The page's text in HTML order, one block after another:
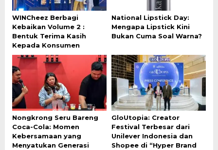
WINCheez Berbagi
Kebaikan Volume 2 :
Bentuk Terima Kasih
Kepada Konsumen
National Lipstick Day:
Mengapa Lipstick Kini
Bukan Cuma Soal Warna?
Nongkrong Seru Bareng
Coca-Cola: Momen
Kebersamaan yang
Menyatukan Generasi
GloUtopia: Creator
Festival Terbesar dari
Unilever Indonesia dan
Shopee di “Hyper Brand